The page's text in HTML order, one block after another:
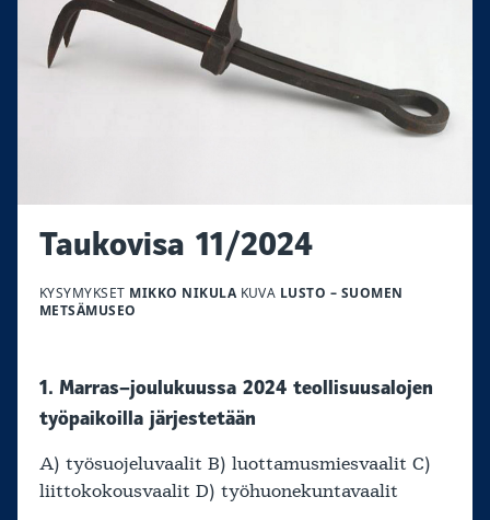
Taukovisa 11/2024
KYSYMYKSET MIKKO NIKULAKUVA LUSTO – SUOMEN
METSÄMUSEO
1. Marras–joulukuussa 2024 teollisuusalojen
työpaikoilla järjestetään
A) työsuojeluvaalit B) luottamusmiesvaalit C)
liittokokousvaalit D) työhuonekuntavaalit